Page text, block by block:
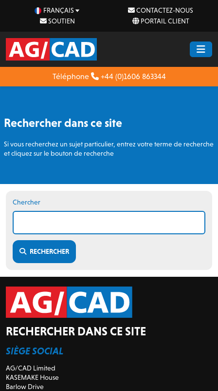
FRANÇAIS
CONTACTEZ-NOUS
SOUTIEN
PORTAIL CLIENT
Téléphone +44 (0)1606 863344
Rechercher dans ce site
Si vous recherchez un sujet particulier, entrez votre terme de recherche
et cliquez sur le bouton de recherche
Chercher
RECHERCHER
RECHERCHER DANS CE SITE
SIÈGE SOCIAL
AG/CAD Limited
KASEMAKE House
Barlow Drive